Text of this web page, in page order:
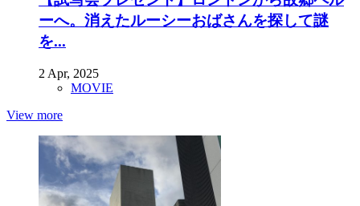
ーへ。消えたルーシーおばさんを探して謎
を...
2 Apr, 2025
MOVIE
View more